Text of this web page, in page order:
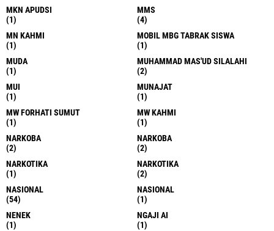
MKN APUDSI
(1)
MMS
(4)
MN KAHMI
(1)
MOBIL MBG TABRAK SISWA
(1)
MUDA
(1)
MUHAMMAD MAS'UD SILALAHI
(2)
MUI
(1)
MUNAJAT
(1)
MW FORHATI SUMUT
(1)
MW KAHMI
(1)
NARKOBA
(2)
NARKOBA
(2)
NARKOTIKA
(1)
NARKOTIKA
(2)
NASIONAL
(54)
NASIONAL
(1)
NENEK
(1)
NGAJI AI
(1)